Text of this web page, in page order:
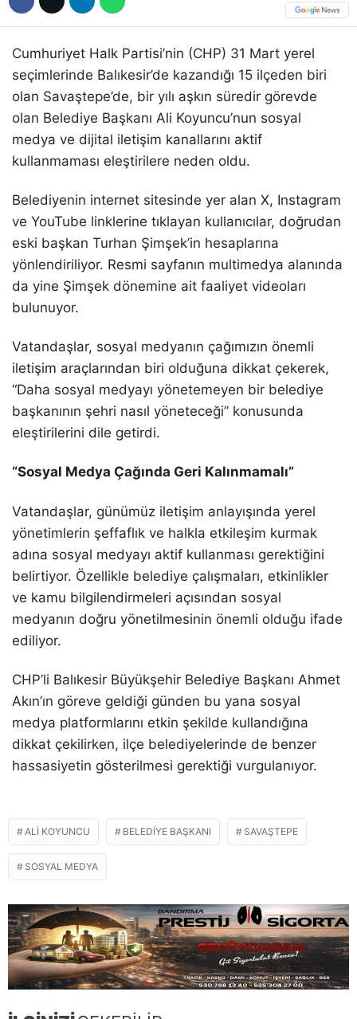
Cumhuriyet Halk Partisi’nin (CHP) 31 Mart yerel
seçimlerinde Balıkesir’de kazandığı 15 ilçeden biri
olan Savaştepe’de, bir yılı aşkın süredir görevde
olan Belediye Başkanı Ali Koyuncu’nun sosyal
medya ve dijital iletişim kanallarını aktif
kullanmaması eleştirilere neden oldu.
Belediyenin internet sitesinde yer alan X, Instagram
ve YouTube linklerine tıklayan kullanıcılar, doğrudan
eski başkan Turhan Şimşek’in hesaplarına
yönlendiriliyor. Resmi sayfanın multimedya alanında
da yine Şimşek dönemine ait faaliyet videoları
bulunuyor.
Vatandaşlar, sosyal medyanın çağımızın önemli
iletişim araçlarından biri olduğuna dikkat çekerek,
“Daha sosyal medyayı yönetemeyen bir belediye
başkanının şehri nasıl yöneteceği” konusunda
eleştirilerini dile getirdi.
“Sosyal Medya Çağında Geri Kalınmamalı”
Vatandaşlar, günümüz iletişim anlayışında yerel
yönetimlerin şeffaflık ve halkla etkileşim kurmak
adına sosyal medyayı aktif kullanması gerektiğini
belirtiyor. Özellikle belediye çalışmaları, etkinlikler
ve kamu bilgilendirmeleri açısından sosyal
medyanın doğru yönetilmesinin önemli olduğu ifade
ediliyor.
CHP’li Balıkesir Büyükşehir Belediye Başkanı Ahmet
Akın’ın göreve geldiği günden bu yana sosyal
medya platformlarını etkin şekilde kullandığına
dikkat çekilirken, ilçe belediyelerinde de benzer
hassasiyetin gösterilmesi gerektiği vurgulanıyor.
ALI KOYUNCU BELEDIYE BAŞKANI SAVAŞTEPE
SOSYAL MEDYA